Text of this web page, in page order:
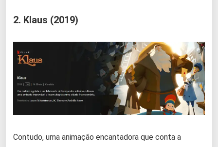
2. Klaus (2019)
Contudo, uma animação encantadora que conta a